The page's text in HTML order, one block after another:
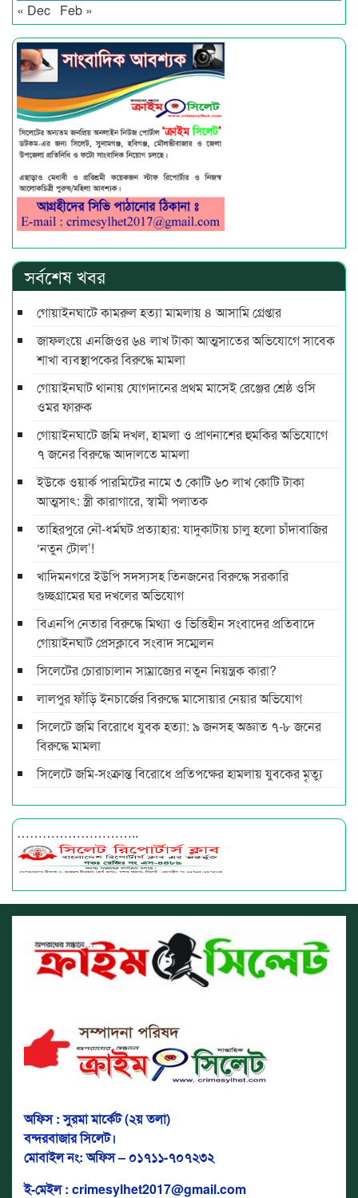
« Dec Feb »
সর্বশেষ খবর
গোয়াইনঘাটে কামরুল হত্যা মামলায় ৪ আসামি গ্রেপ্তার
জাফলংয়ে এনজিওর ৬৪ লাখ টাকা আত্মসাতের অভিযোগে সাবেক
শাখা ব্যবস্থাপকের বিরুদ্ধে মামলা
গোয়াইনঘাট থানায় যোগদানের প্রথম মাসেই রেঞ্জের শ্রেষ্ঠ ওসি
ওমর ফারুক
গোয়াইনঘাটে জমি দখল, হামলা ও প্রাণনাশের হুমকির অভিযোগে
৭ জনের বিরুদ্ধে আদালতে মামলা
ইউকে ওয়ার্ক পারমিটের নামে ৩ কোটি ৬০ লাখ কোটি টাকা
আত্মসাৎ: স্ত্রী কারাগারে, স্বামী পলাতক
তাহিরপুরে নৌ-ধর্মঘট প্রত্যাহার: যাদুকাটায় চালু হলো চাঁদাবাজির
‘নতুন টোল’!
খাদিমনগরে ইউপি সদস্যসহ তিনজনের বিরুদ্ধে সরকারি
গুচ্ছগ্রামের ঘর দখলের অভিযোগ
বিএনপি নেতার বিরুদ্ধে মিথ্যা ও ভিত্তিহীন সংবাদের প্রতিবাদে
গোয়াইনঘাট প্রেসক্লাবে সংবাদ সম্মেলন
সিলেটের চোরাচালান সাম্রাজ্যের নতুন নিয়ন্ত্রক কারা?
লালপুর ফাঁড়ি ইনচার্জের বিরুদ্ধে মাসোয়ার নেয়ার অভিযোগ
সিলেটে জমি বিরোধে যুবক হত্যা: ৯ জনসহ অজ্ঞাত ৭-৮ জনের
বিরুদ্ধে মামলা
সিলেটে জমি-সংক্রান্ত বিরোধে প্রতিপক্ষের হামলায় যুবকের মৃত্যু
………………………..
অফিস : সুরমা মার্কেট (২য় তলা)
বন্দরবাজার সিলেট।
মোবাইল নং: অফিস – ০১৭১১-৭০৭২৩২
ই-মেইল : crimesylhet2017@gmail.com